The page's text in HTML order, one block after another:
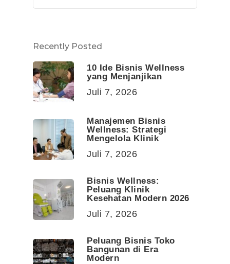
Recently Posted
10 Ide Bisnis Wellness
yang Menjanjikan
Juli 7, 2026
Manajemen Bisnis
Wellness: Strategi
Mengelola Klinik
Juli 7, 2026
Bisnis Wellness:
Peluang Klinik
Kesehatan Modern 2026
Juli 7, 2026
Peluang Bisnis Toko
Bangunan di Era
Modern